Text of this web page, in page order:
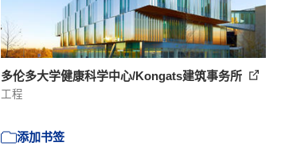
多伦多大学健康科学中心/Kongats建筑事务所
工程
添加书签